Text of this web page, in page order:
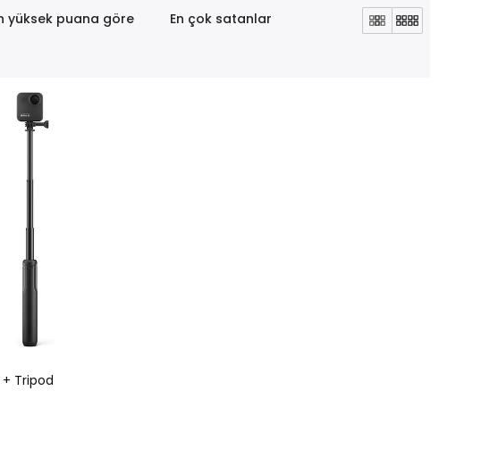
yüksek puana göre En çok satanlar
Tripod